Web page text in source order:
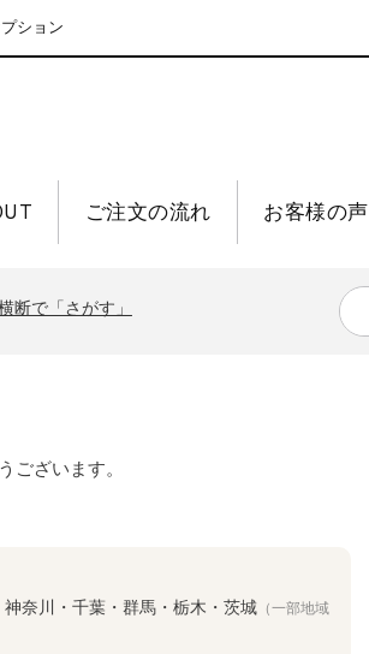
ション
ご注文の流れ お客様の声
断で「さがす」
ざいます。
奈川・千葉・群馬・栃木・茨城 （一部地域